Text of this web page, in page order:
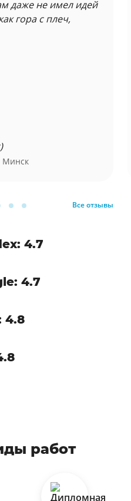
даже не имел идей
гора с плеч,
Минск
Все отзывы
4.7
4.7
4.8
работ